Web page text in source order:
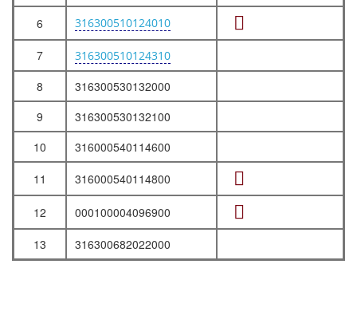
6 316300510124010
7 316300510124310
8
316300530132000
9
316300530132100
10
316000540114600
11
316000540114800
12
000100004096900
13
316300682022000